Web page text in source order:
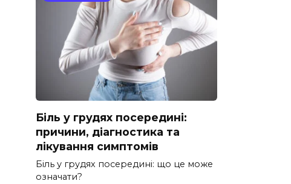
Біль у грудях посередині:
причини, діагностика та
лікування симптомів
Біль у грудях посередині: що це може
означати?